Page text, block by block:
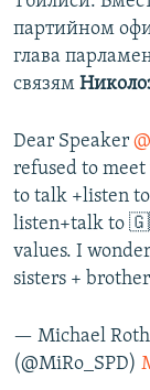
партийном
глава
связям
Dear Speaker
refused to
to talk +listen to
listen+talk to
values. I
sisters +
— Michael
(@MiRo_SPD)